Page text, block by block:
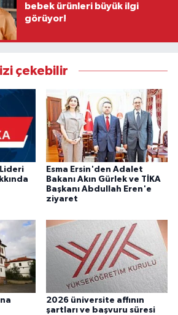
bebek ürünleri büyük ilgi
görüyor!
çekebilir
Esma Ersin'den Adalet
Bakanı Akın Gürlek ve TİKA
Başkanı Abdullah Eren'e
ziyaret
2026 üniversite affının
şartları ve başvuru süresi